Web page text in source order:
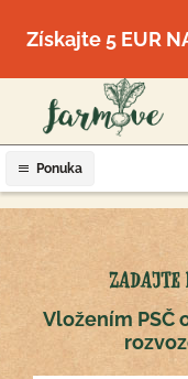
Získajte 5 EUR
Ponuka
ZADAJTE
Vložením PSČ